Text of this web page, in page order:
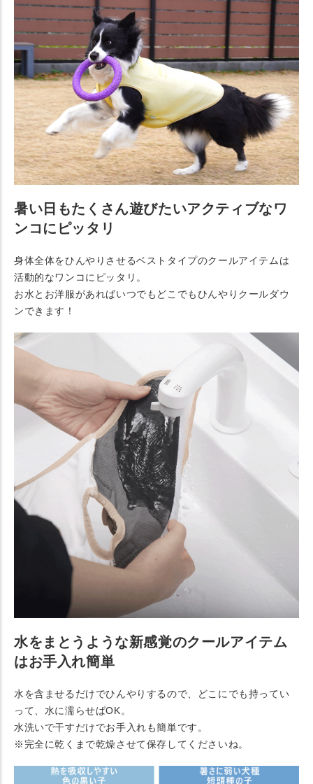
暑い日もたくさん遊びたいアクティブなワ
ンコにピッタリ
身体全体をひんやりさせるベストタイプのクールアイテムは
活動的なワンコにピッタリ。
お水とお洋服があればいつでもどこでもひんやりクールダウ
ンできます！
水をまとうような新感覚のクールアイテム
はお手入れ簡単
水を含ませるだけでひんやりするので、どこにでも持ってい
って、水に濡らせばOK。
水洗いで干すだけでお手入れも簡単です。
※完全に乾くまで乾燥させて保存してくださいね。